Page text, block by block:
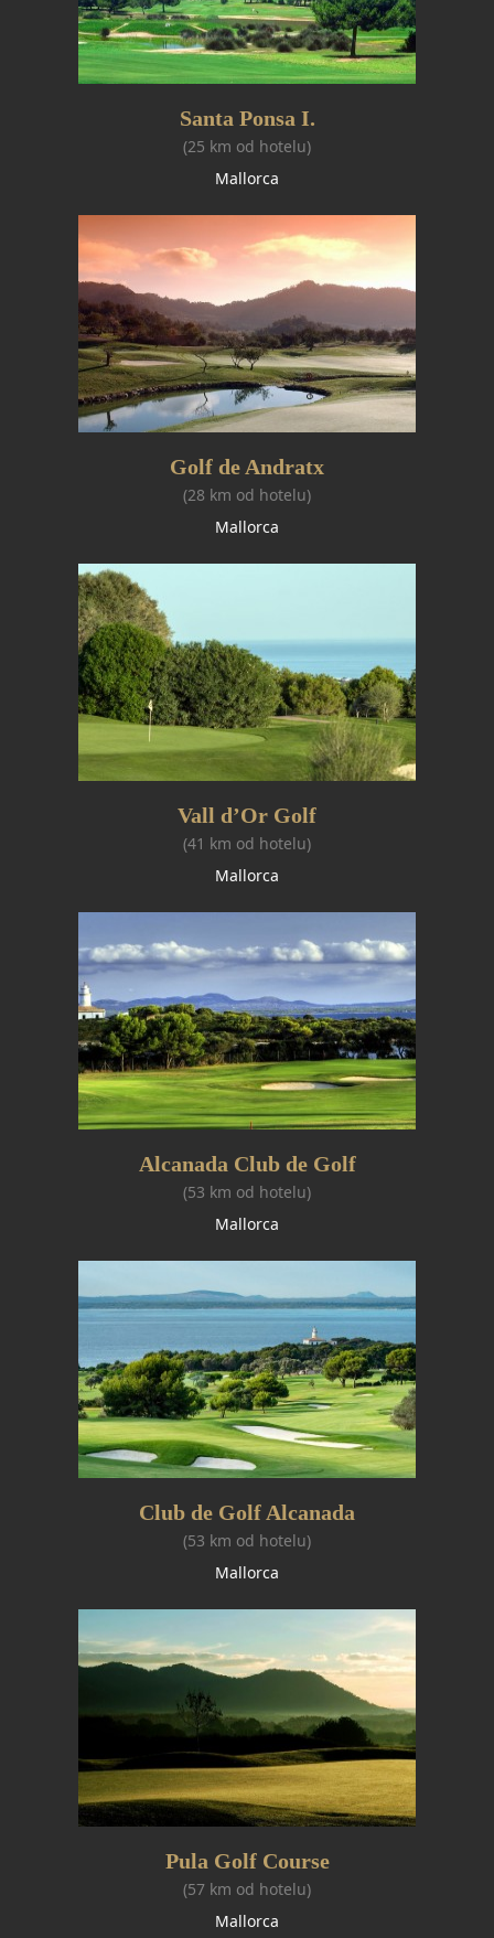
Santa Ponsa I.
(25 km od hotelu)
Mallorca
Golf de Andratx
(28 km od hotelu)
Mallorca
Vall d’Or Golf
(41 km od hotelu)
Mallorca
Alcanada Club de Golf
(53 km od hotelu)
Mallorca
Club de Golf Alcanada
(53 km od hotelu)
Mallorca
Pula Golf Course
(57 km od hotelu)
Mallorca